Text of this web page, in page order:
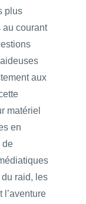
plus
au courant
aux
matériel
en
de
du raid, les
l’aventure